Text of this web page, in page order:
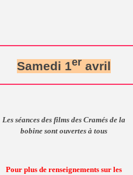
Samedi 1er avril
Les séances des films des Cramés de la
bobine sont ouvertes à tous
Pour plus de renseignements sur les